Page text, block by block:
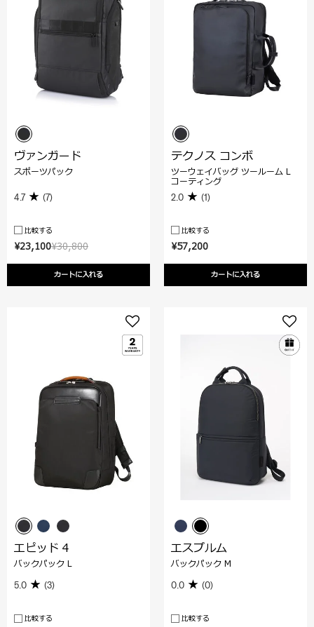
¥30,800
¥23,100
カートに入れる
ヴァンガード
スポーツパック
4.7 (7)
比較する
¥57,200
カートに入れる
テクノス コンボ
ツーウェイバッグ ツールーム L
コーティング
2.0 (1)
比較する
エピッド 4
バックパック L
5.0 (3)
比較する
エスプルム
バックパック M
0.0 (0)
比較する